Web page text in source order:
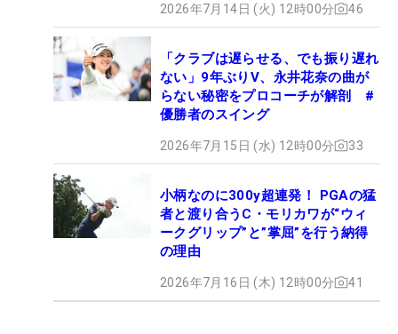
2026年7月14日 (火) 12時00分 46
「クラブは遅らせる、でも振り遅れ
ない」9年ぶりV、永井花奈の曲が
らない秘密をプロコーチが解剖 #
優勝者のスイング
2026年7月15日 (水) 12時00分 33
小柄なのに300y超連発！ PGAの猛
者と渡り合うC・モリカワが“ウィ
ークグリップ”と”掌屈”を行う納得
の理由
2026年7月16日 (木) 12時00分 41